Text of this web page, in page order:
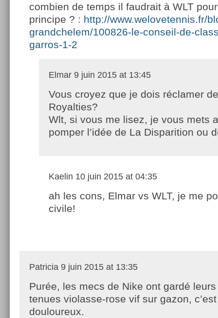
combien de temps il faudrait à WLT
principe ? : http://www.welovetennis.fr/
grandchelem/100826-le-conseil-de-
garros-1-2
Elmar 9 juin 2015 at 13:45
Vous croyez que je dois réclamer
Royalties?
Wlt, si vous me lisez, je vous mets
pomper l’idée de La Disparition ou
Kaelin 10 juin 2015 at 04:35
ah les cons, Elmar vs WLT, je me
civile!
Patricia 9 juin 2015 at 13:35
Purée, les mecs de Nike ont gardé
tenues violasse-rose vif sur gazon, c’est
douloureux.